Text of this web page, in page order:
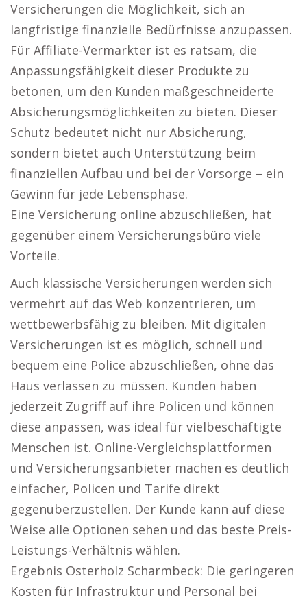
Versicherungen die Möglichkeit, sich an
langfristige finanzielle Bedürfnisse anzupassen.
Für Affiliate-Vermarkter ist es ratsam, die
Anpassungsfähigkeit dieser Produkte zu
betonen, um den Kunden maßgeschneiderte
Absicherungsmöglichkeiten zu bieten. Dieser
Schutz bedeutet nicht nur Absicherung,
sondern bietet auch Unterstützung beim
finanziellen Aufbau und bei der Vorsorge – ein
Gewinn für jede Lebensphase.
Eine Versicherung online abzuschließen, hat
gegenüber einem Versicherungsbüro viele
Vorteile.
Auch klassische Versicherungen werden sich
vermehrt auf das Web konzentrieren, um
wettbewerbsfähig zu bleiben. Mit digitalen
Versicherungen ist es möglich, schnell und
bequem eine Police abzuschließen, ohne das
Haus verlassen zu müssen. Kunden haben
jederzeit Zugriff auf ihre Policen und können
diese anpassen, was ideal für vielbeschäftigte
Menschen ist. Online-Vergleichsplattformen
und Versicherungsanbieter machen es deutlich
einfacher, Policen und Tarife direkt
gegenüberzustellen. Der Kunde kann auf diese
Weise alle Optionen sehen und das beste Preis-
Leistungs-Verhältnis wählen.
Ergebnis Osterholz Scharmbeck: Die geringeren
Kosten für Infrastruktur und Personal bei